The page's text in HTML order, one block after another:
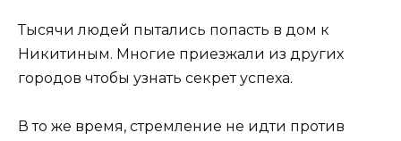
Тысячи людей пытались попасть в дом к
Никитиным. Многие приезжали из других
городов чтобы узнать секрет успеха.
В то же время, стремление не идти против